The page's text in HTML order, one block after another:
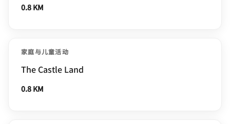
0.8 KM
家庭与儿童活动
The Castle Land
0.8 KM